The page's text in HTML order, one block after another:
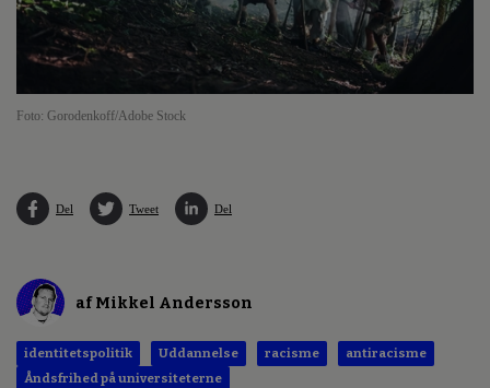
Foto: Gorodenkoff/Adobe Stock
Del Tweet Del
af Mikkel Andersson
identitetspolitik Uddannelse racisme
antiracisme
Åndsfrihed på universiteterne